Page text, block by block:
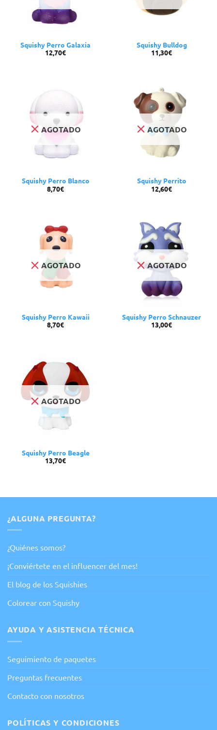
Squishy Perro Galaxia
12,70€
Squishy Bulldog
11,30€
AGOTADO
Squishy Perro Blanco
8,70€
AGOTADO
Squishy Perrito
12,60€
AGOTADO
Squishy Perro Kawaii
8,70€
AGOTADO
Squishy Perro Schnauzer
13,00€
AGOTADO
Squishy Perro Beagle
13,70€
¿ALGUNA PREGUNTA?
¿Quiénes somos?
¡Conviértete en el influencer del mes!
El blog de los Squishies
Colorear con Squishy
AYUDA Y ASISTENCIA TÉCNICA
Seguimiento de paquetes
Preguntas frecuentes
Contacto con nosotros
POLÍTICAS Y CONDICIONES